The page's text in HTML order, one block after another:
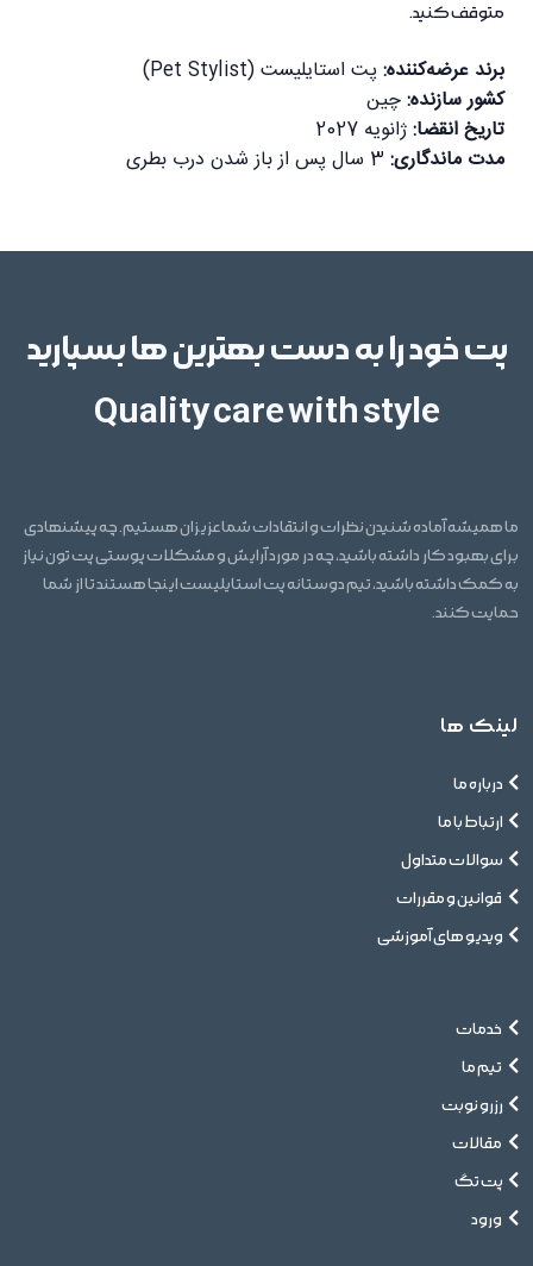
متوقف کنید.
برند عرضه‌کننده: پت استایلیست (Pet Stylist)
کشور سازنده:چین
تاریخ انقضا:ژانویه 2027
مدت ماندگاری:
پت خود را به دست بهترین ها بسپارید
Quality care with style
ما همیشه آماده شنیدن نظرات و انتقادات شما عزیزان هستیم. چه پیشنهادی
برای بهبود کار داشته باشید، چه در مورد آرایش و مشکلات پوستی پت تون نیاز
به کمک داشته باشید، تیم دوستانه پت استایلیست اینجا هستند تا از شما
حمایت کنند.
لینک ها
درباره ما
ارتباط با ما
سوالات متداول
قوانین و مقررات
ویدیو های آموزشی
خدمات
تیم ما
رزرو نوبت
مقالات
پت تگ
ورود